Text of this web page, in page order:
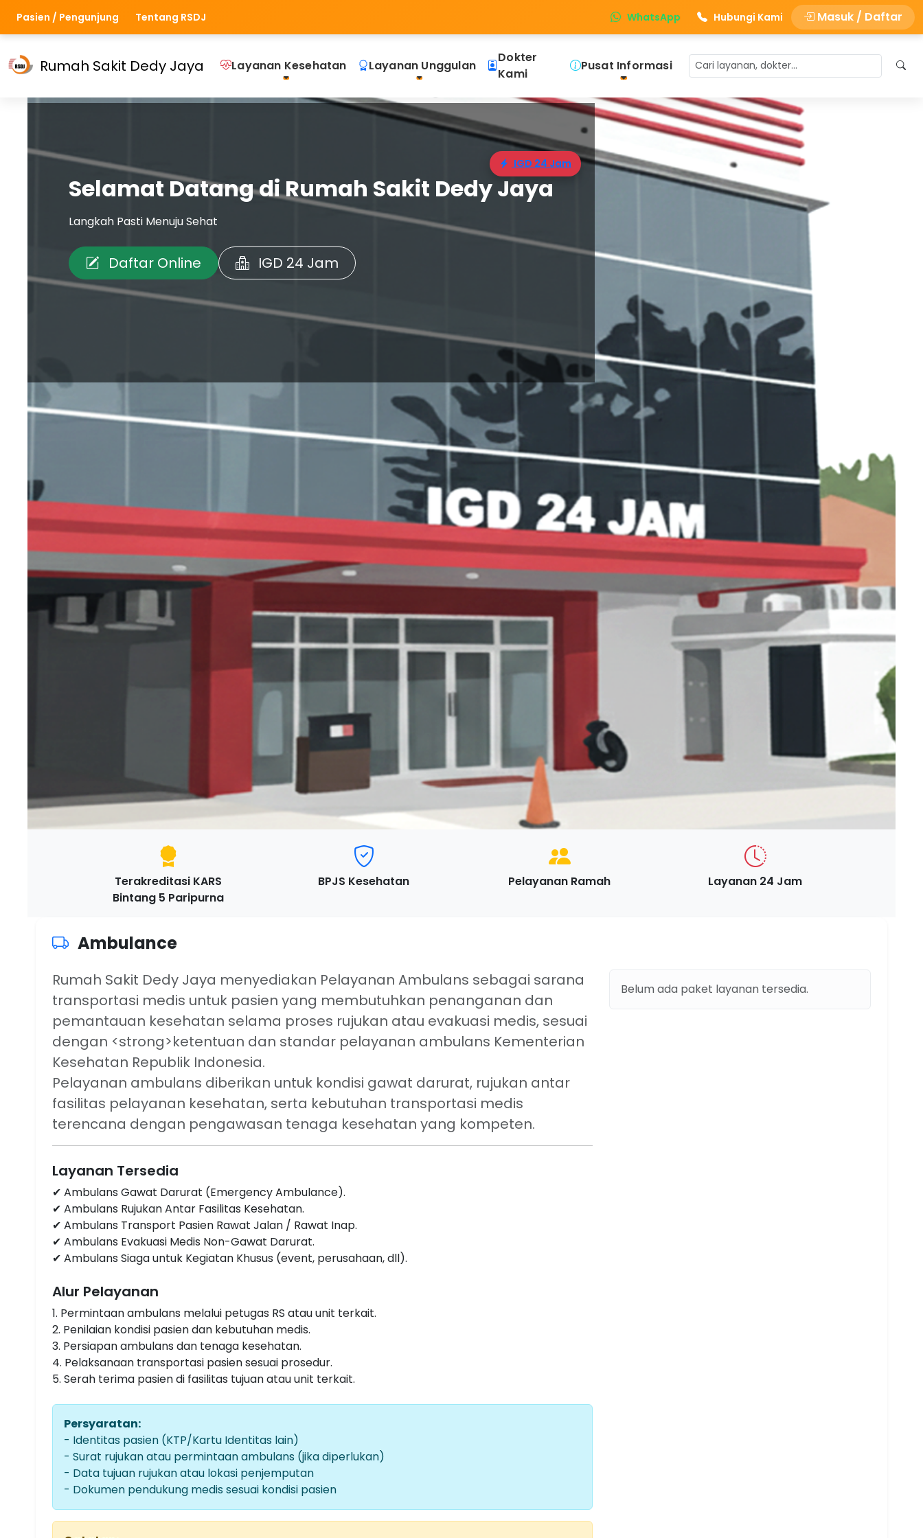
Pasien / Pengunjung Tentang RSDJ WhatsApp Hubungi Kami Masuk / Daftar
Rumah Sakit Dedy Jaya Layanan Kesehatan Layanan Unggulan
Dokter
Kami
Pusat Informasi
IGD 24 Jam
Selamat Datang di Rumah Sakit Dedy Jaya
Langkah Pasti Menuju Sehat
Daftar Online IGD 24 Jam
Terakreditasi KARS
Bintang 5 Paripurna
BPJS Kesehatan Pelayanan Ramah Layanan 24 Jam
Ambulance
Rumah Sakit Dedy Jaya menyediakan Pelayanan Ambulans sebagai sarana
transportasi medis untuk pasien yang membutuhkan penanganan dan
pemantauan kesehatan selama proses rujukan atau evakuasi medis, sesuai
dengan <strong>ketentuan dan standar pelayanan ambulans Kementerian
Kesehatan Republik Indonesia.
Pelayanan ambulans diberikan untuk kondisi gawat darurat, rujukan antar
fasilitas pelayanan kesehatan, serta kebutuhan transportasi medis
terencana dengan pengawasan tenaga kesehatan yang kompeten.
Layanan Tersedia
✔ Ambulans Gawat Darurat (Emergency Ambulance).
✔ Ambulans Rujukan Antar Fasilitas Kesehatan.
✔ Ambulans Transport Pasien Rawat Jalan / Rawat Inap.
✔ Ambulans Evakuasi Medis Non-Gawat Darurat.
✔ Ambulans Siaga untuk Kegiatan Khusus (event, perusahaan, dll).
Alur Pelayanan
1. Permintaan ambulans melalui petugas RS atau unit terkait.
2. Penilaian kondisi pasien dan kebutuhan medis.
3. Persiapan ambulans dan tenaga kesehatan.
4. Pelaksanaan transportasi pasien sesuai prosedur.
5. Serah terima pasien di fasilitas tujuan atau unit terkait.
Persyaratan:
- Identitas pasien (KTP/Kartu Identitas lain)
- Surat rujukan atau permintaan ambulans (jika diperlukan)
- Data tujuan rujukan atau lokasi penjemputan
- Dokumen pendukung medis sesuai kondisi pasien
Belum ada paket layanan tersedia.